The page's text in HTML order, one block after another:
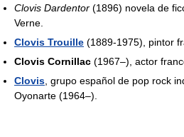
Clovis Dardentor (1896) novela de
Verne.
Clovis Trouille (1889-1975), pintor
Clovis Cornillac (1967–), actor
Clovis , grupo español de pop rock
Oyonarte (1964–).